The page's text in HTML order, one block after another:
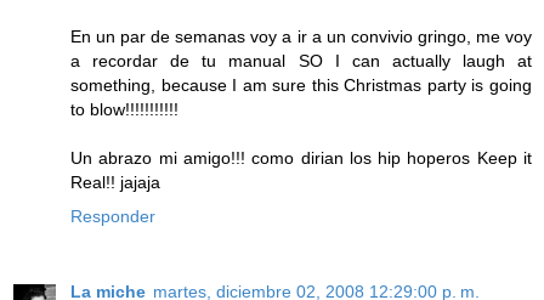
En un par de semanas voy a ir a un convivio gringo, me voy
a recordar de tu manual SO I can actually laugh at
something, because I am sure this Christmas party is going
to blow!!!!!!!!!!!
Un abrazo mi amigo!!! como dirian los hip hoperos Keep it
Real!! jajaja
Responder
La miche martes, diciembre 02, 2008 12:29:00 p. m.